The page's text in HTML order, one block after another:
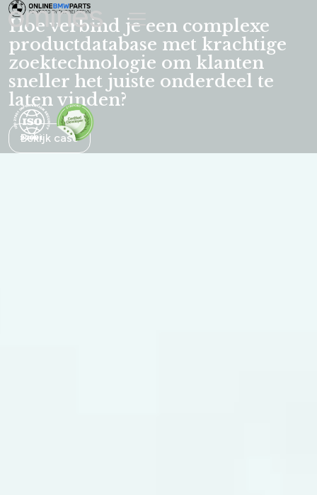
Omines | Understand.build.grow
Hoe verbind je een complexe
productdatabase met krachtige
zoektechnologie om klanten
sneller het juiste onderdeel te
laten vinden?
Bekijk case